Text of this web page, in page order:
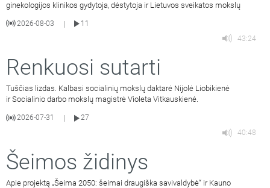
ginekologijos klinikos gydytoja, dėstytoja ir Lietuvos sveikatos mokslų
2026-08-03 |
11
43:24
Renkuosi sutarti
Tuščias lizdas. Kalbasi socialinių mokslų daktarė Nijolė Liobikienė
ir Socialinio darbo mokslų magistrė Violeta Vitkauskienė.
2026-07-31
27
40:48
Šeimos židinys
Apie projektą „Šeima 2050: šeimai draugiška savivaldybė“ ir Kauno